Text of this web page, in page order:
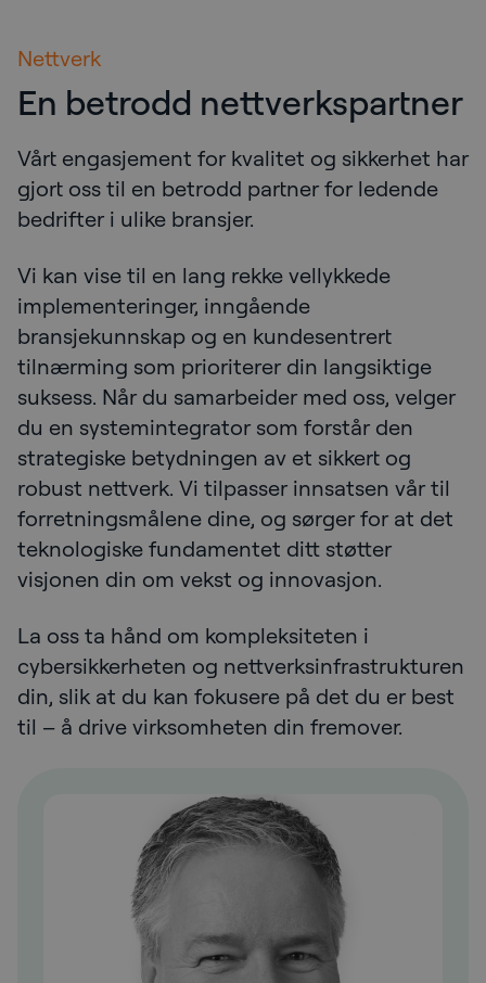
Nettverk
En betrodd nettverkspartner
Vårt engasjement for kvalitet og sikkerhet har
gjort oss til en betrodd partner for ledende
bedrifter i ulike bransjer.
Vi kan vise til en lang rekke vellykkede
implementeringer, inngående
bransjekunnskap og en kundesentrert
tilnærming som prioriterer din langsiktige
suksess. Når du samarbeider med oss, velger
du en systemintegrator som forstår den
strategiske betydningen av et sikkert og
robust nettverk. Vi tilpasser innsatsen vår til
forretningsmålene dine, og sørger for at det
teknologiske fundamentet ditt støtter
visjonen din om vekst og innovasjon.
La oss ta hånd om kompleksiteten i
cybersikkerheten og nettverksinfrastrukturen
din, slik at du kan fokusere på det du er best
til – å drive virksomheten din fremover.